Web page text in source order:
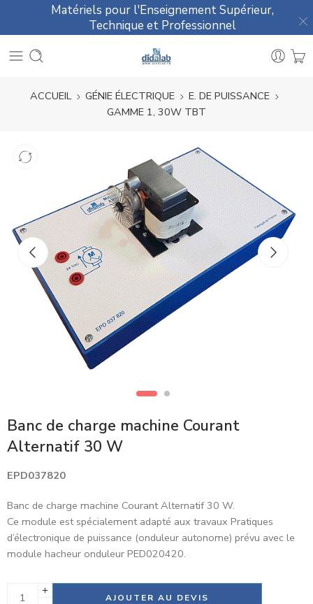
Matériels pour l'Enseignement Supérieur,
Technique et Professionnel
ACCUEIL GÉNIE ÉLECTRIQUE
E. DE PUISSANCE
GAMME 1, 30W TBT
Banc de charge machine Courant
Alternatif 30 W
EPD037820
Banc de charge machine Courant Alternatif 30 W.
Ce module est spécialement adapté aux travaux Pratiques
d’électronique de puissance (onduleur autonome) prévu avec le
module hacheur onduleur PED020420.
AJOUTER AU DEVIS
Alternative: